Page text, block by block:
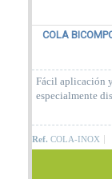
COLA
Fácil aplicación
especialmente
Ref. COLA-INOX